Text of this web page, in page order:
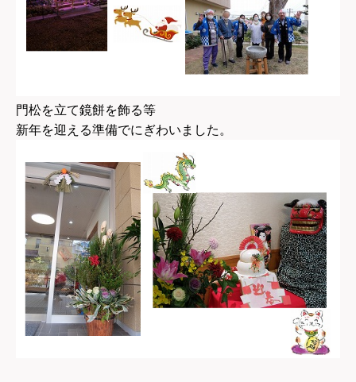
門松を立て鏡餅を飾る等
新年を迎える準備でにぎわいました。